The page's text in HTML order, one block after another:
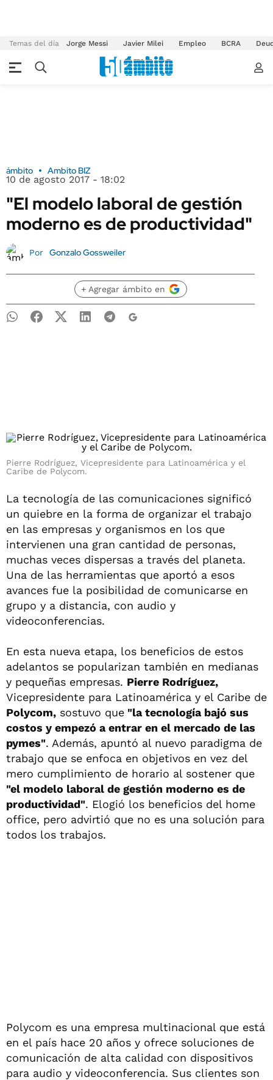
Temas del día Jorge Messi Javier Milei Empleo BCRA
ámbito Ambito BIZ
10 de agosto 2017 - 18:02
"El modelo laboral de gestión
moderno es de productividad"
Por Gonzalo Gossweiler
+ Agregar ámbito en
Pierre Rodríguez, Vicepresidente para Latinoamérica y el
Caribe de Polycom.
La tecnología de las comunicaciones significó
un quiebre en la forma de organizar el trabajo
en las empresas y organismos en los que
intervienen una gran cantidad de personas,
muchas veces dispersas a través del planeta.
Una de las herramientas que aportó a esos
avances fue la posibilidad de comunicarse en
grupo y a distancia, con audio y
videoconferencias.
En esta nueva etapa, los beneficios de estos
adelantos se popularizan también en medianas
y pequeñas empresas. Pierre Rodríguez,
Vicepresidente para Latinoamérica y el Caribe de
Polycom, sostuvo que "la tecnología bajó sus
costos y empezó a entrar en el mercado de las
pymes". Además, apuntó al nuevo paradigma de
trabajo que se enfoca en objetivos en vez del
mero cumplimiento de horario al sostener que
"el modelo laboral de gestión moderno es de
productividad". Elogió los beneficios del home
office, pero advirtió que no es una solución para
todos los trabajos.
Polycom es una empresa multinacional que está
en el país hace 20 años y ofrece soluciones de
comunicación de alta calidad con dispositivos
para audio y videoconferencia. Sus clientes son